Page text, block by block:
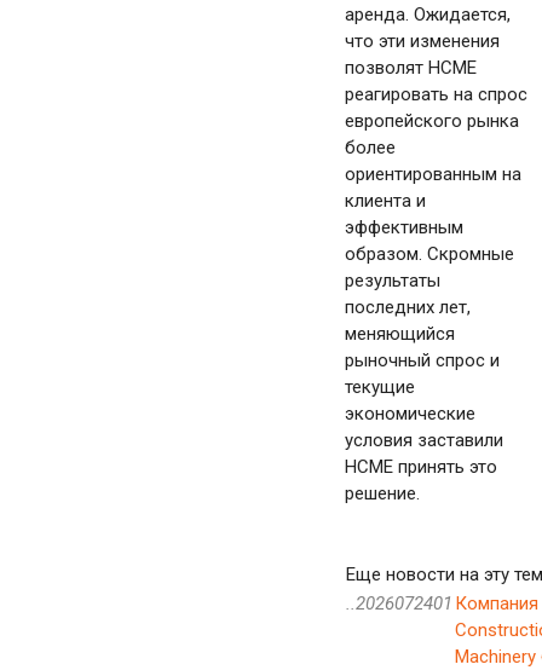
аренда. Ожидается,
что эти изменения
позволят HCME
реагировать на спрос
европейского рынка
более
ориентированным на
клиента и
эффективным
образом. Скромные
результаты
последних лет,
меняющийся
рыночный спрос и
текущие
экономические
условия заставили
HCME принять это
решение.
Еще новости на эту
..2026072401 Компания
Machinery